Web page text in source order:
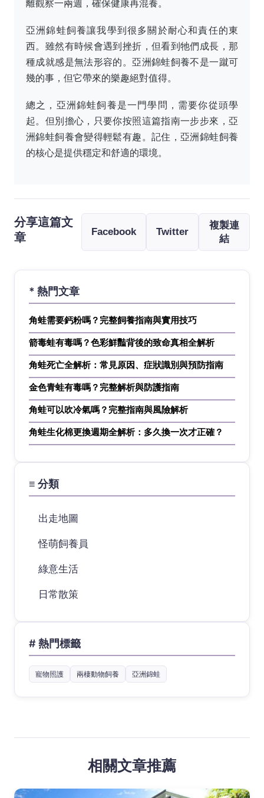
離觀察一兩週，確保健康再混養。
亞洲錦蛙飼養讓我學到很多關於耐心和責任的東
西。雖然有時候會遇到挫折，但看到牠們成長，那
種成就感是無法形容的。亞洲錦蛙飼養不是一蹴可
幾的事，但它帶來的樂趣絕對值得。
總之，亞洲錦蛙飼養是一門學問，需要你從頭學
起。但別擔心，只要你按照這篇指南一步步來，亞
洲錦蛙飼養會變得輕鬆有趣。記住，亞洲錦蛙飼養
的核心是提供穩定和舒適的環境。
分享這篇文
章
Facebook Twitter
複製連
結
* 熱門文章
角蛙需要鈣粉嗎？完整飼養指南與實用技巧
箭毒蛙有毒嗎？色彩鮮豔背後的致命真相全解析
角蛙死亡全解析：常見原因、症狀識別與預防指南
金色青蛙有毒嗎？完整解析與防護指南
角蛙可以吹冷氣嗎？完整指南與風險解析
角蛙生化棉更換週期全解析：多久換一次才正確？
≡ 分類
出走地圖
怪萌飼養員
綠意生活
日常散策
# 熱門標籤
寵物照護 兩棲動物飼養 亞洲錦蛙
相關文章推薦